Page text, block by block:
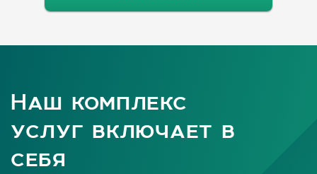
Наш комплекс
услуг включает в
себя